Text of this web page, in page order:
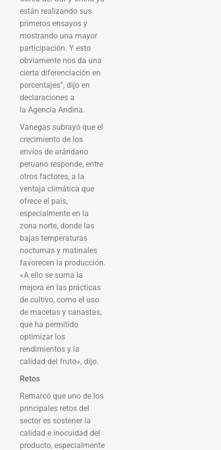
están realizando sus
primeros ensayos y
mostrando una mayor
participación. Y esto
obviamente nos da una
cierta diferenciación en
porcentajes”, dijo en
declaraciones a
la Agencia Andina.
Vanegas subrayó que el
crecimiento de los
envíos de arándano
peruano responde, entre
otros factores, a la
ventaja climática que
ofrece el país,
especialmente en la
zona norte, donde las
bajas temperaturas
nocturnas y matinales
favorecen la producción.
«A ello se suma la
mejora en las prácticas
de cultivo, como el uso
de macetas y canastas,
que ha permitido
optimizar los
rendimientos y la
calidad del fruto», dijo.
Retos
Remarcó que uno de los
principales retos del
sector es sostener la
calidad e inocuidad del
producto, especialmente